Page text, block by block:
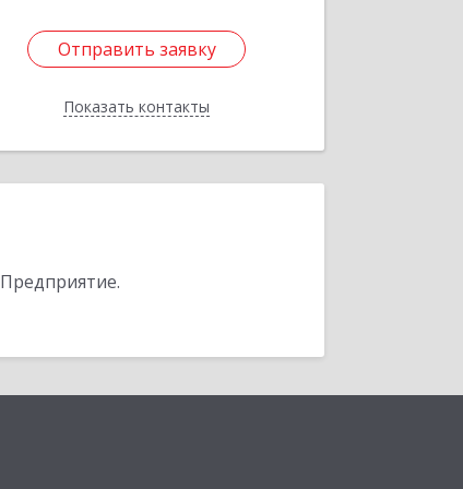
Отправить заявку
Показать контакты
Отправить заявку
Назад